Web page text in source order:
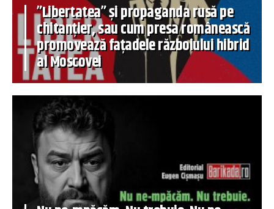
”Libertatea” și propaganda rusă pe
chitanțier, sau cum presa românească
promovează fațadele războiului hibrid
al Moscovei